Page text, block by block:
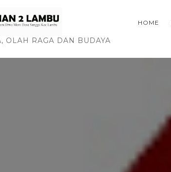
OLAH RAGA DAN BUDAYA
HOME